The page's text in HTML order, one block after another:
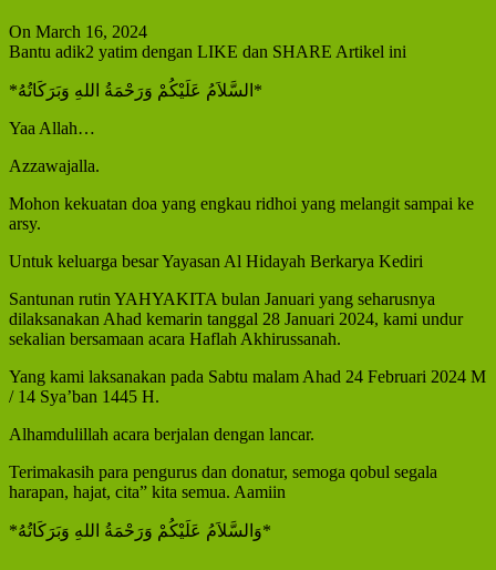
On March 16, 2024
Bantu adik2 yatim dengan LIKE dan SHARE Artikel ini
*السَّلاَمُ عَلَيْكُمْ وَرَحْمَةُ اللهِ وَبَرَكَاتُهُ*
Yaa Allah…
Azzawajalla.
Mohon kekuatan doa yang engkau ridhoi yang melangit sampai ke
arsy.
Untuk keluarga besar Yayasan Al Hidayah Berkarya Kediri
Santunan rutin YAHYAKITA bulan Januari yang seharusnya
dilaksanakan Ahad kemarin tanggal 28 Januari 2024, kami undur
sekalian bersamaan acara Haflah Akhirussanah.
Yang kami laksanakan pada Sabtu malam Ahad 24 Februari 2024 M
/ 14 Sya’ban 1445 H.
Alhamdulillah acara berjalan dengan lancar.
Terimakasih para pengurus dan donatur, semoga qobul segala
harapan, hajat, cita” kita semua. Aamiin
*وَالسَّلاَمُ عَلَيْكُمْ وَرَحْمَةُ اللهِ وَبَرَكَاتُهُ*